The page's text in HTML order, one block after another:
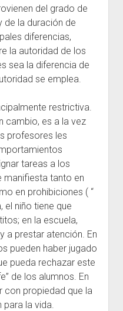
del grado de
de la duración de
diferencias,
la autoridad de los
sea la diferencia de
se emplea.
restrictiva.
cambio, es a la vez
profesores les
tareas a los
manifiesta tanto en
en prohibiciones ( “
el niño tiene que
en la escuela,
a prestar atención. En
pueden haber jugado
pueda rechazar este
de los alumnos. En
propiedad que la
la vida.